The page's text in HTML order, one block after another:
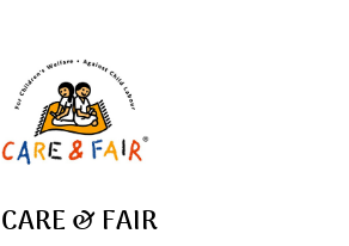
CARE & FAIR